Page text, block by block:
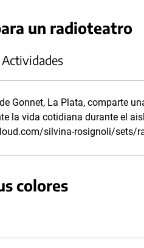
un radioteatro
Actividades
Gonnet, La Plata, comparte
la vida cotidiana durante el
silvina-rosignoli/sets/
colores